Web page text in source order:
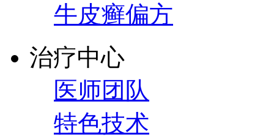
牛皮癣偏方
治疗中心
医师团队
特色技术